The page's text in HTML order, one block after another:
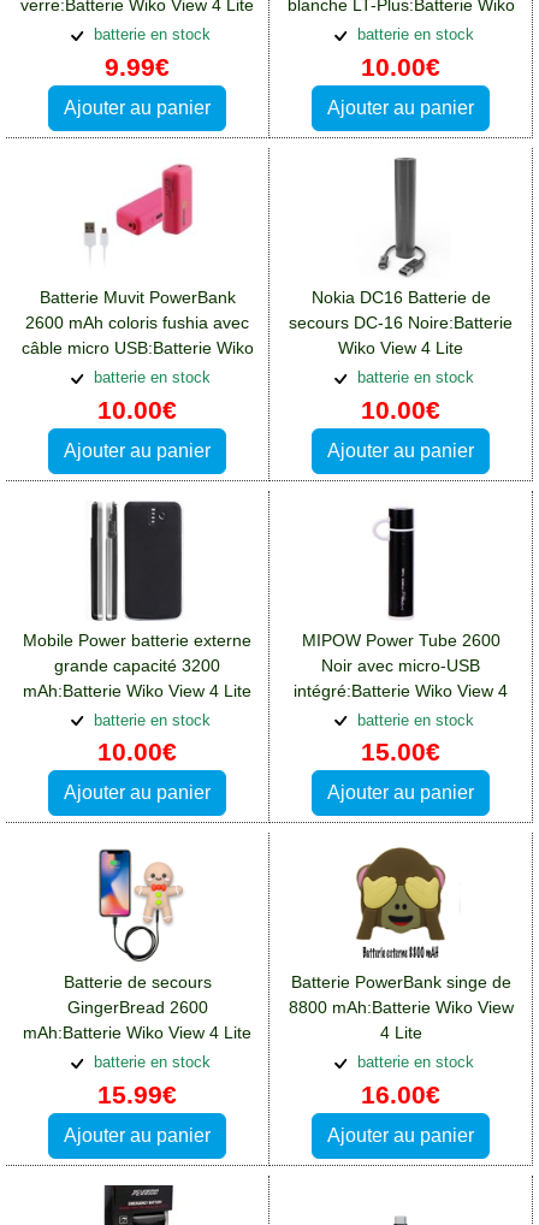
verre:Batterie Wiko View 4 Lite
batterie en stock
9.99€
Ajouter au panier
blanche LT-Plus:Batterie Wiko
View 4 Lite
batterie en stock
10.00€
Ajouter au panier
Batterie Muvit PowerBank
2600 mAh coloris fushia avec
câble micro USB:Batterie Wiko
View 4 Lite
batterie en stock
10.00€
Ajouter au panier
Nokia DC16 Batterie de
secours DC-16 Noire:Batterie
Wiko View 4 Lite
batterie en stock
10.00€
Ajouter au panier
Mobile Power batterie externe
grande capacité 3200
mAh:Batterie Wiko View 4 Lite
batterie en stock
10.00€
Ajouter au panier
MIPOW Power Tube 2600
Noir avec micro-USB
intégré:Batterie Wiko View 4
Lite
batterie en stock
15.00€
Ajouter au panier
Batterie de secours
GingerBread 2600
mAh:Batterie Wiko View 4 Lite
batterie en stock
15.99€
Ajouter au panier
Batterie PowerBank singe de
8800 mAh:Batterie Wiko View
4 Lite
batterie en stock
16.00€
Ajouter au panier